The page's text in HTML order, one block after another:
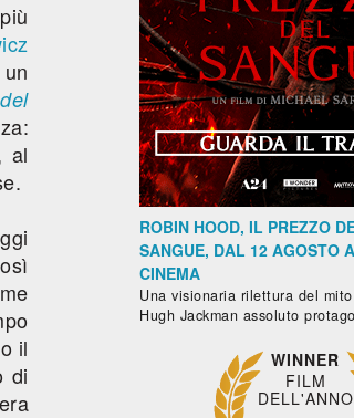
al
il
di
ROBIN HOOD, IL PREZZO
SANGUE, DAL 12 AGOSTO
CINEMA
Una visionaria rilettura del
Hugh Jackman assoluto
WINNER
FILM
DELL'ANNO